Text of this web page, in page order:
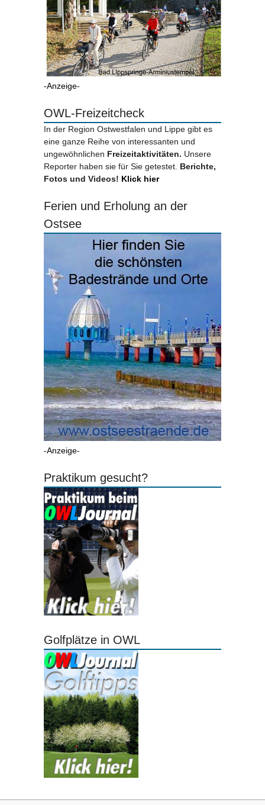
-Anzeige-
OWL-Freizeitcheck
In der Region Ostwestfalen und Lippe gibt es
eine ganze Reihe von interessanten und
ungewöhnlichen Freizeitaktivitäten. Unsere
Reporter haben sie für Sie getestet. Berichte,
Fotos und Videos! Klick hier
Ferien und Erholung an der
Ostsee
-Anzeige-
Praktikum gesucht?
Golfplätze in OWL